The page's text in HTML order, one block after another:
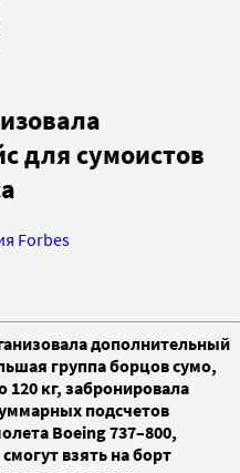
для сумоистов
Forbes
дополнительный
группа борцов сумо,
кг, забронировала
подсчетов
Boeing 737–800,
взять на борт